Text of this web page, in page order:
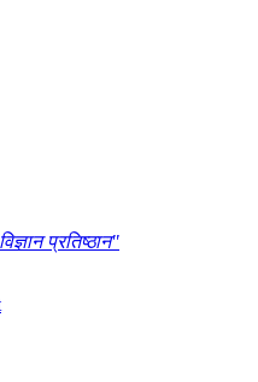
प्रतिष्ठान"